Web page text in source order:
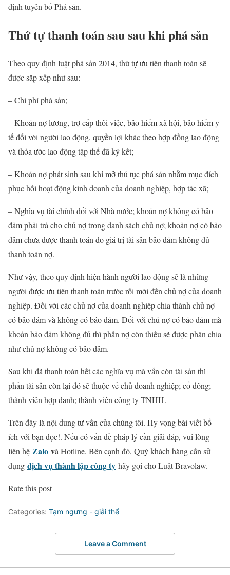
định tuyên bố Phá sản.
Thứ tự thanh toán sau sau khi phá sản
Theo quy định luật phá sản 2014, thứ tự ưu tiên thanh toán sẽ
được sắp xếp như sau:
– Chi phí phá sản;
– Khoản nợ lương, trợ cấp thôi việc, bảo hiểm xã hội, bảo hiểm y
tế đối với người lao động, quyền lợi khác theo hợp đồng lao động
và thỏa ước lao động tập thể đã ký kết;
– Khoản nợ phát sinh sau khi mở thủ tục phá sản nhằm mục đích
phục hồi hoạt động kinh doanh của doanh nghiệp, hợp tác xã;
– Nghĩa vụ tài chính đối với Nhà nước; khoản nợ không có bảo
đảm phải trả cho chủ nợ trong danh sách chủ nợ; khoản nợ có bảo
đảm chưa được thanh toán do giá trị tài sản bảo đảm không đủ
thanh toán nợ.
Như vậy, theo quy định hiện hành người lao động sẽ là những
người được ưu tiên thanh toán trước rồi mới đến chủ nợ của doanh
nghiệp. Đối với các chủ nợ của doanh nghiệp chia thành chủ nợ
có bảo đảm và không có bảo đảm. Đối với chủ nợ có bảo đảm mà
khoản bảo đảm không đủ thì phần nợ còn thiếu sẽ được phân chia
như chủ nợ không có bảo đảm.
Sau khi đã thanh toán hết các nghĩa vụ mà vẫn còn tài sản thì
phần tài sản còn lại đó sẽ thuộc về chủ doanh nghiệp; cổ đông;
thành viên hợp danh; thành viên công ty TNHH.
Trên đây là nội dung tư vấn của chúng tôi. Hy vọng bài viết bổ
ích với bạn đọc!. Nếu có vấn đề pháp lý cần giải đáp, vui lòng
liên hệ Zalo và Hotline. Bên cạnh đó, Quý khách hàng cần sử
dụng dịch vụ thành lập công ty hãy gọi cho Luật Bravolaw.
Rate this post
Categories: Tạm ngưng - giải thể
Leave a Comment